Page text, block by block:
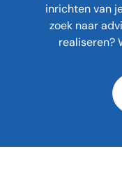
inrichten van
zoek naar
realiseren?